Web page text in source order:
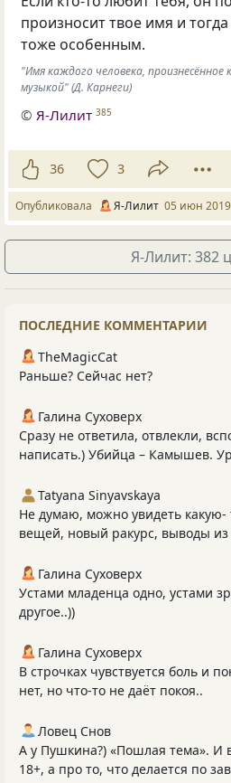
произносит твое имя и
тоже особенным.
"Имя каждого человека,
музыкой" (Д. Карнеги)
©Я-Лилит 385
36 3
Опубликовала Я-Лилит 05 июн 2019
Я-Лилит: 382
ПОСЛЕДНИЕ КОММЕНТАРИИ
TheMagicCat
Раньше? Сейчас нет?
Галина Суховерх
Сразу не ответила, отвлекли,
написать.) Убийца – Камышев.
Tatyana Sinyavskaya
Не думаю, можно увидеть какую-
вещей, новый ракурс, выводы из
Галина Суховерх
Устами младенца одно, устами
другое..))
Галина Суховерх
В строчках чувствуется боль и
нет, но что-то не даёт покоя..
Ловец Снов
А у Пушкина?) «Пошлая тема». И
18+, а про то, что делается по